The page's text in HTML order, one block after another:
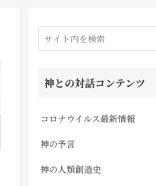
神との対話コンテンツ
コロナウイルス最新情報
神の予言
神の人類創造史